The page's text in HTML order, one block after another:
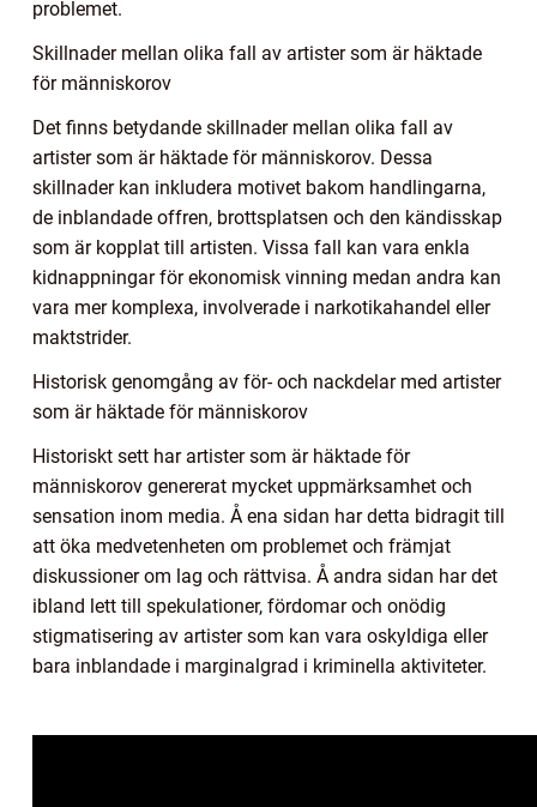
problemet.
Skillnader mellan olika fall av artister som är häktade
för människorov
Det finns betydande skillnader mellan olika fall av
artister som är häktade för människorov. Dessa
skillnader kan inkludera motivet bakom handlingarna,
de inblandade offren, brottsplatsen och den kändisskap
som är kopplat till artisten. Vissa fall kan vara enkla
kidnappningar för ekonomisk vinning medan andra kan
vara mer komplexa, involverade i narkotikahandel eller
maktstrider.
Historisk genomgång av för- och nackdelar med artister
som är häktade för människorov
Historiskt sett har artister som är häktade för
människorov genererat mycket uppmärksamhet och
sensation inom media. Å ena sidan har detta bidragit till
att öka medvetenheten om problemet och främjat
diskussioner om lag och rättvisa. Å andra sidan har det
ibland lett till spekulationer, fördomar och onödig
stigmatisering av artister som kan vara oskyldiga eller
bara inblandade i marginalgrad i kriminella aktiviteter.